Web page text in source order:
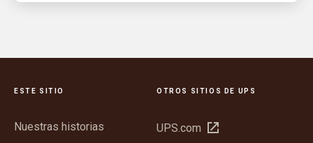
ESTE SITIO
Nuestras historias
OTROS SITIOS DE UPS
UPS.com Abrir